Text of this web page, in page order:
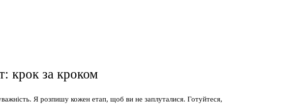
крок за кроком
Я розпишу кожен етап, щоб ви не заплуталися. Готуйтеся,